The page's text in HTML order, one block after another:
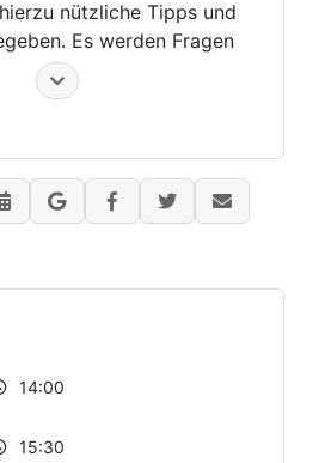
nützliche Tipps und
Es werden Fragen
Antragstellung,
Wohnrecht,
14:00
15:30